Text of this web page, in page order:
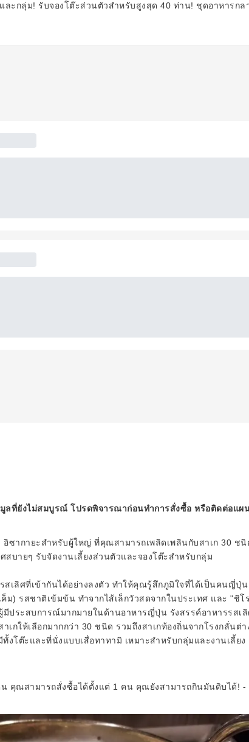
ละกลุ่ม! รับจองโต๊ะส่วนตัวสำหรับสูงสุด 40 ท่าน! ชุดอาหารกล
ที่ยังไม่สมบูรณ์ โปรดพิจารณาก่อนทำการสั่งซื้อ หรือติดต่อแผ
ซากายะสำหรับผู้ใหญ่ ที่คุณสามารถเพลิดเพลินกับสาเก 30 ชนิ
สบายๆ รับจัดงานเลี้ยงส่วนตัวและจองโต๊ะสำหรับกลุ่ม
สเลิศที่เข้ากันได้อย่างลงตัว ทำให้คุณรู้สึกภูมิใจที่ได้เป็นคนญี่ปุ่น
ม) รสชาติเข้มข้น ทำจากไส้เล็กวัวสดจากในประเทศ และ "ชิโ
ประสบการณ์มากมายในด้านอาหารญี่ปุ่น รังสรรค์อาหารรสเ
เกให้เลือกมากกว่า 30 ชนิด รวมถึงสาเกท้องถิ่นจากโรงกลั่นต่า
งโต๊ะและที่นั่งแบบเสื่อทาทามิ เหมาะสำหรับกลุ่มและงานเลี้ยง
น คุณสามารถสั่งซื้อได้ตั้งแต่ 1 คน คุณยังสามารถกินมันดิบได้! -